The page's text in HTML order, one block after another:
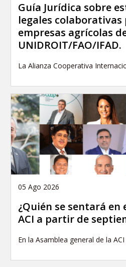
Guía Jurídica sobre
legales colaborativas
empresas agrícolas
UNIDROIT/FAO/IFAD.
La Alianza Cooperativa
05 Ago 2026
¿Quién se sentará en
ACI a partir de
En la Asamblea general de la ACI